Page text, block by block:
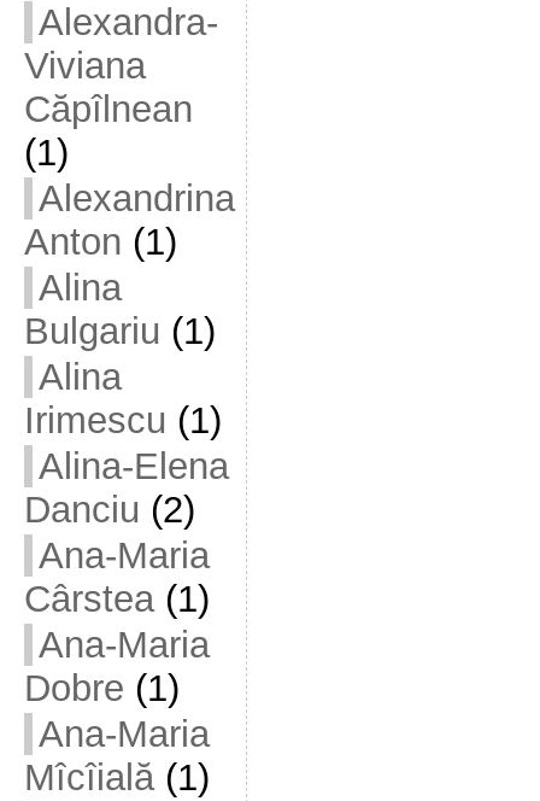
Alexandra-
Viviana
Căpîlnean
(1)
Alexandrina
Anton (1)
Alina
Bulgariu (1)
Alina
Irimescu (1)
Alina-Elena
Danciu (2)
Ana-Maria
Cârstea(1)
Ana-Maria
Dobre (1)
Ana-Maria
Mîcîială(1)